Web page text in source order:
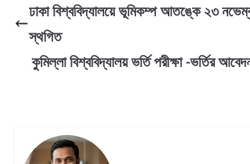
ঢাকা বিশ্ববিদ্যালয়ে ভূমিকম্প আতঙ্কে ২৩
স্থগিত
কুমিল্লা বিশ্ববিদ্যালয় ভর্তি পরীক্ষা -ভর্তির